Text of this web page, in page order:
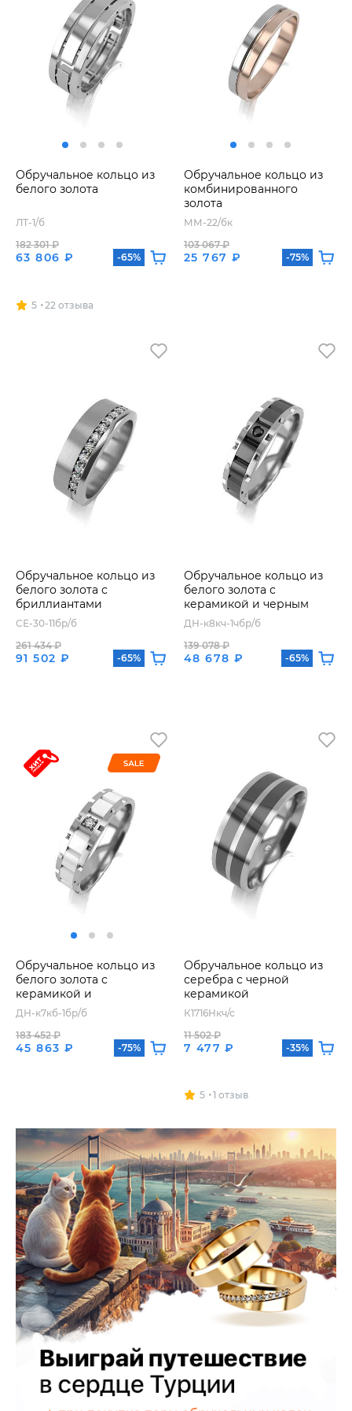
Обручальное кольцо из
белого золота
ЛТ-1/б
63 806 ₽
182 301 ₽
-65%
5 22 отзыва
Обручальное кольцо из
комбинированного
золота
ММ-22/бк
25 767 ₽
103 067 ₽
-75%
Обручальное кольцо из
белого золота с
бриллиантами
СЕ-30-11бр/б
91 502 ₽
261 434 ₽
-65%
Обручальное кольцо из
белого золота с
керамикой и черным
бриллиантом
ДН-к8кч-1чбр/б
48 678 ₽
139 078 ₽
-65%
Обручальное кольцо из
белого золота с
керамикой и
бриллиантом
ДН-к7кб-1бр/б
45 863 ₽
183 452 ₽
-75%
Обручальное кольцо из
серебра с черной
керамикой
К1716Нкч/с
7 477 ₽
11 502 ₽
-35%
5 1 отзыв